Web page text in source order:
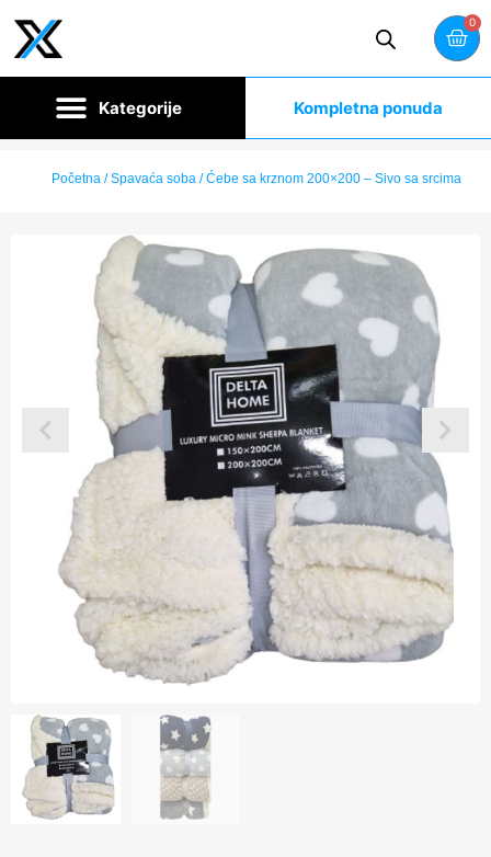
0
Kompletna ponuda
Početna /Spavaća soba / Ćebe sa krznom 200×200 – Sivo sa srcima